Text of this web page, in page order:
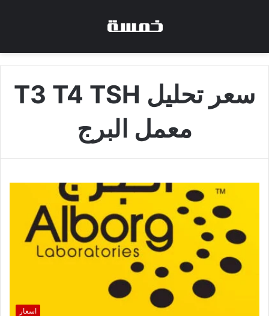
سعر تحليل T3 T4 TSH
معمل البرج
اسعار